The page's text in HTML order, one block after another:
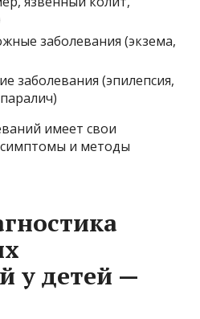
заболевания (экзема,
заболевания (эпилепсия,
имеет свои
симптомы и методы
у детей —